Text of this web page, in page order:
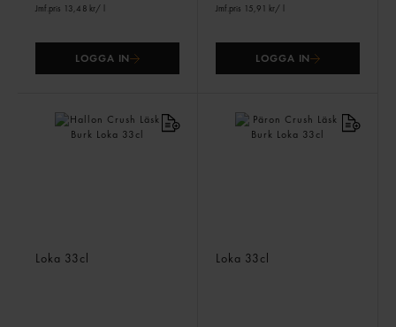
Jmf.pris 13,48 kr/ l
LOGGA IN
Jmf.pris 15,91 kr/ l
LOGGA IN
Loka 33cl Loka 33cl